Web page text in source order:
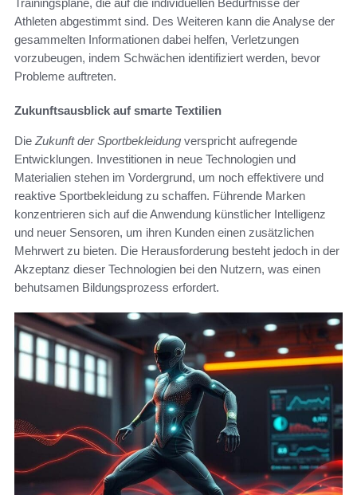
Athleten abgestimmt sind. Des Weiteren kann die Analyse der
gesammelten Informationen dabei helfen, Verletzungen
vorzubeugen, indem Schwächen identifiziert werden, bevor
Probleme auftreten.
Zukunftsausblick auf smarte Textilien
Die Zukunft der Sportbekleidung verspricht aufregende
Entwicklungen. Investitionen in neue Technologien und
Materialien stehen im Vordergrund, um noch effektivere und
reaktive Sportbekleidung zu schaffen. Führende Marken
konzentrieren sich auf die Anwendung künstlicher Intelligenz
und neuer Sensoren, um ihren Kunden einen zusätzlichen
Mehrwert zu bieten. Die Herausforderung besteht jedoch in der
Akzeptanz dieser Technologien bei den Nutzern, was einen
behutsamen Bildungsprozess erfordert.